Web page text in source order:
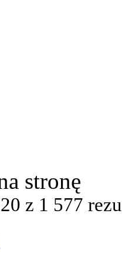
stronę
z 1 577